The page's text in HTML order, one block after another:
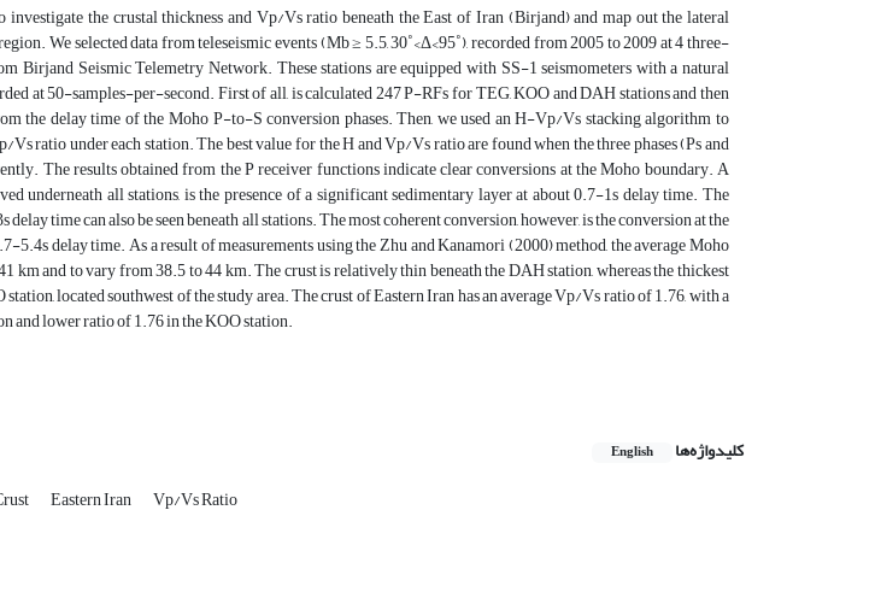
investigate the crustal thickness and Vp/Vs ratio beneath the East of Iran (Birjand) and map out the lateral
We selected data from teleseismic events (Mb ≥ 5.5, 30˚<Δ<95˚), recorded from 2005 to 2009 at 4 three-
Birjand Seismic Telemetry Network. These stations are equipped with SS-1 seismometers with a natural
at 50-samples-per-second. First of all, is calculated 247 P-RFs for TEG, KOO and DAH stations and then
the delay time of the Moho P-to-S conversion phases. Then, we used an H-Vp/Vs stacking algorithm to
Vs ratio under each station. The best value for the H and Vp/Vs ratio are found when the three phases (Ps and
The results obtained from the P receiver functions indicate clear conversions at the Moho boundary. A
underneath all stations, is the presence of a significant sedimentary layer at about 0.7-1s delay time. The
time can also be seen beneath all stations. The most coherent conversion, however, is the conversion at the
delay time. As a result of measurements using the Zhu and Kanamori (2000) method, the average Moho
km and to vary from 38.5 to 44 km. The crust is relatively thin beneath the DAH station, whereas the thickest
located southwest of the study area. The crust of Eastern Iran has an average Vp/Vs ratio of 1.76, with a
and lower ratio of 1.76 in the KOO station.
کلیدواژه‌ها English
Eastern Iran Vp/Vs Ratio